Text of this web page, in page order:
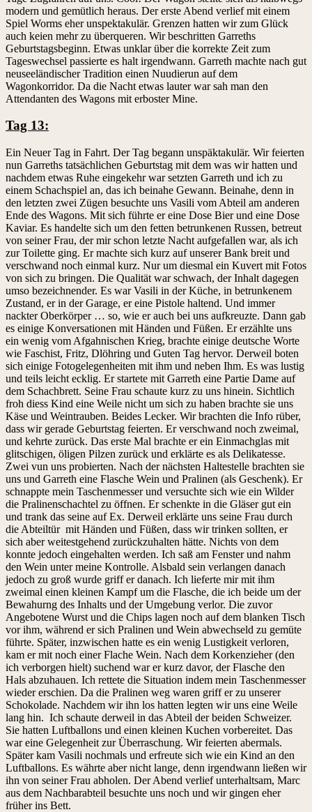
modern und gemütlich heraus. Der erste Abend verlief mit einem
Spiel Worms eher unspektakulär. Grenzen hatten wir zum Glück
auch keien mehr zu überqueren. Wir beschritten Garreths
Geburtstagsbeginn. Etwas unklar über die korrekte Zeit zum
Tageswechsel passierte es halt irgendwann. Garreth machte nach gut
neuseeländischer Tradition einen Nuudierun auf dem
Wagonkorridor. Da die Nacht etwas lauter war sah man den
Attendanten des Wagons mit erboster Mine.
Tag 13:
Ein Neuer Tag in Fahrt. Der Tag begann unspäktakulär. Wir feierten
nun Garreths tatsächlichen Geburtstag mit dem was wir hatten und
nachdem etwas Ruhe eingekehr war setzten Garreth und ich zu
einem Schachspiel an, das ich beinahe Gewann. Beinahe, denn in
den letzten zwei Zügen besuchte uns Vasili vom Abteil am anderen
Ende des Wagons. Mit sich führte er eine Dose Bier und eine Dose
Kaviar. Es handelte sich um den fetten betrunkenen Russen, betreut
von seiner Frau, der mir schon letzte Nacht aufgefallen war, als ich
zur Toilette ging. Er machte sich kurz auf unserer Bank breit und
verschwand noch einmal kurz. Nur um diesmal ein Kuvert mit Fotos
von sich zu bringen. Die Qualität war schwach, der Inhalt dagegen
umso bezeichnender. Es war Vasili in der Küche, in betrunkenem
Zustand, er in der Garage, er eine Pistole haltend. Und immer
nackter Oberkörper … so, wie er auch bei uns aufkreuzte. Dann gab
es einige Konversationen mit Händen und Füßen. Er erzählte uns
ein wenig vom Afgahnischen Krieg, brachte einige deutsche Worte
wie Faschist, Fritz, Dlöhring und Guten Tag hervor. Derweil boten
sich einige Fotogelegenheiten mit ihm und neben Ihm. Es was lustig
und teils leicht ecklig. Er startete mit Garreth eine Partie Dame auf
dem Schachbrett. Seine Frau schaute kurz zu uns hinein. Sichtlich
froh diess Kind eine Weile nicht um sich zu haben brachte sie uns
Käse und Weintrauben. Beides Lecker. Wir brachten die Info rüber,
dass wir gerade Geburtstag feierten. Er verschwand noch zweimal,
und kehrte zurück. Das erste Mal brachte er ein Einmachglas mit
glitschigen, öligen Pilzen zurück und erklärte es als Delikatesse.
Zwei vun uns probierten. Nach der nächsten Haltestelle brachten sie
uns und Garreth eine Flasche Wein und Pralinen (als Geschenk). Er
schnappte mein Taschenmesser und versuchte sich wie ein Wilder
die Pralinenschachtel zu öffnen. Er schenkte in die Gläser gut ein
und trank das seine auf Ex. Derweil erklärte uns seine Frau durch
die Abteiltür mit Händen und Füßen, dass wir trinken sollten, er
sich aber weitestgehend zurückzuhalten hätte. Nichts von dem
konnte jedoch eingehalten werden. Ich saß am Fenster und nahm
den Wein unter meine Kontrolle. Alsbald sein verlangen danach
jedoch zu groß wurde griff er danach. Ich lieferte mir mit ihm
zweimal einen kleinen Kampf um die Flasche, die ich beide um der
Bewahurng des Inhalts und der Umgebung verlor. Die zuvor
Angebotene Wurst und die Chips lagen noch auf dem blanken Tisch
vor ihm, während er sich Pralinen und Wein abwechseld zu gemüte
führte. Später, inzwischen hatte es ein wenig Lustigkeit verloren,
kam er mit noch einer Flache Wein. Nach dem Korkenzieher (den
ich verborgen hielt) suchend war er kurz davor, der Flasche den
Hals abzuhauen. Ich rettete die Situation indem mein Taschenmesser
wieder erschien. Da die Pralinen weg waren griff er zu unserer
Schokolade. Nachdem wir ihn los hatten legten wir uns eine Weile
lang hin. Ich schaute derweil in das Abteil der beiden Schweizer.
Sie hatten Luftballons und einen kleinen Kuchen vorbereitet. Das
war eine Gelegenheit zur Überraschung. Wir feierten abermals.
Später kam Vasili nochmals und erfreute sich wie ein Kind an den
Luftballons. Es währte aber nicht lange, denn irgendwann ließen wir
ihn von seiner Frau abholen. Der Abend verlief unterhaltsam, Marc
aus dem Nachbarabteil besuchte uns noch und wir gingen eher
früher ins Bett.